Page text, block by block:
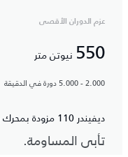
عزم الدوران الأقصى
550 نيوتن متر
2.000 - 5.000 دورة في الدقيقة
ديفيندر 110 مزودة بمحرك بنزين شبه هجين P400
تأبى المساومة.